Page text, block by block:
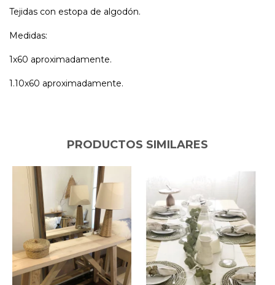
Tejidas con estopa de algodón.
Medidas:
1x60 aproximadamente.
1.10x60 aproximadamente.
PRODUCTOS SIMILARES